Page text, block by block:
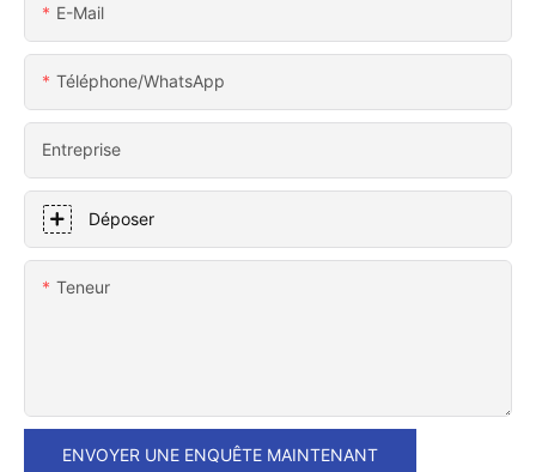
E-Mail
Téléphone/WhatsApp
Entreprise
Déposer
Teneur
ENVOYER UNE ENQUÊTE MAINTENANT